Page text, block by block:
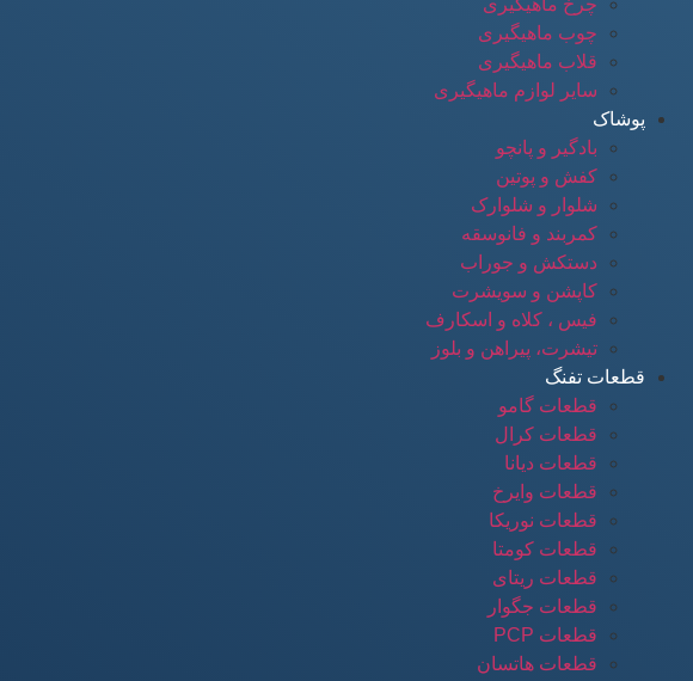
چرخ ماهیگیری
چوب ماهیگیری
قلاب ماهیگیری
سایر لوازم ماهیگیری
پوشاک
بادگیر و پانچو
کفش و پوتین
شلوار و شلوارک
کمربند و فانوسقه
دستکش و جوراب
کاپشن و سویشرت
فیس ، کلاه و اسکارف
تیشرت، پیراهن و بلوز
قطعات تفنگ
قطعات گامو
قطعات کرال
قطعات دیانا
قطعات وایرخ
قطعات نوریکا
قطعات کومتا
قطعات ریتای
قطعات جگوار
قطعات PCP
قطعات هاتسان